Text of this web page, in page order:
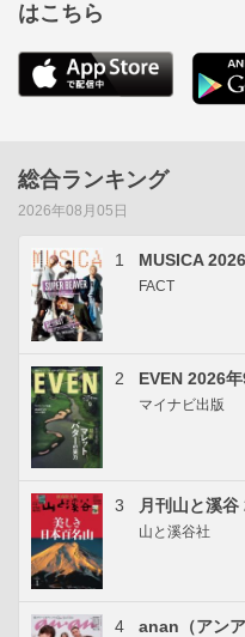
はこちら
総合ランキング
2026年08月05日
1 MUSICA
FACT
2 EVEN 2026
マイナビ出版
3 月刊山と溪
山と溪谷社
4
anan（アン